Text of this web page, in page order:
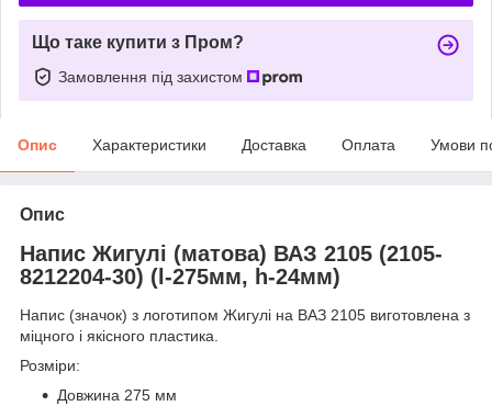
Що таке купити з Пром?
Замовлення під захистом
Опис Характеристики Доставка Оплата Умови
Опис
Напис Жигулі (матова) ВАЗ 2105 (2105-
8212204-30) (l-275мм, h-24мм)
Напис (значок) з логотипом Жигулі на ВАЗ 2105 виготовлена з
міцного і якісного пластика.
Розміри:
Довжина 275 мм